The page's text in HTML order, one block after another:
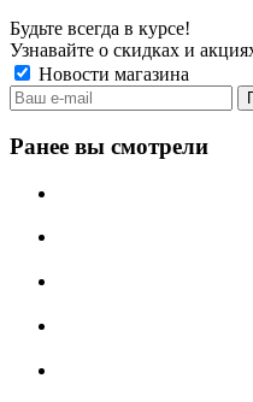
Будьте всегда в курсе!
Узнавайте о скидках и
Новости магазина
Ранее вы смотрели